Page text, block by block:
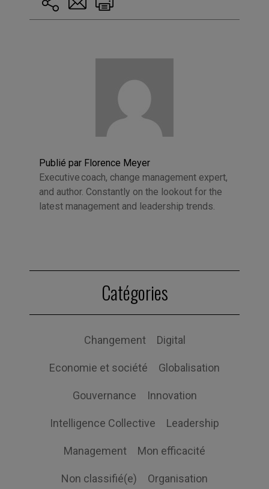
Publié par Florence Meyer
Executive coach, change management expert,
and author. Constantly on the lookout for the
latest management and leadership trends.
Catégories
Changement Digital
Economie et société Globalisation
Gouvernance Innovation
Intelligence Collective Leadership
Management Mon efficacité
Non classifié(e) Organisation